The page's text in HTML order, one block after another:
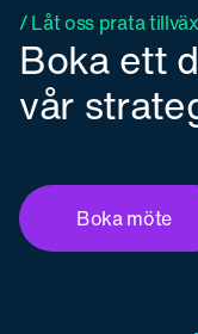
/ Låt oss prata
Boka ett
vår
Boka möte